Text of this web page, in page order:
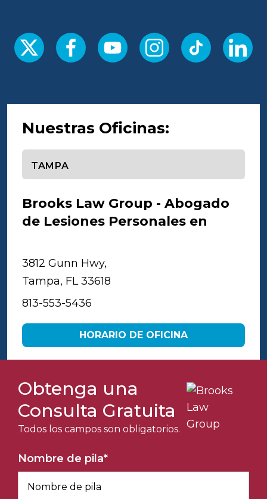
Nuestras Oficinas:
Brooks Law Group - Abogado
de Lesiones Personales en
3812 Gunn Hwy,
Tampa, FL 33618
813-553-5436
HORARIO DE OFICINA
Obtenga una
Consulta Gratuita
Todos los campos son obligatorios.
Nombre de pila*